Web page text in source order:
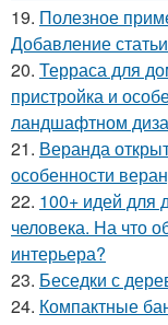
19. Полезное
Добавление
20. Терраса для
пристройка и
ландшафтном
21. Веранда
особенности
22. 100+ идей для
человека. На что
интерьера?
23. Беседки с
24. Компактные